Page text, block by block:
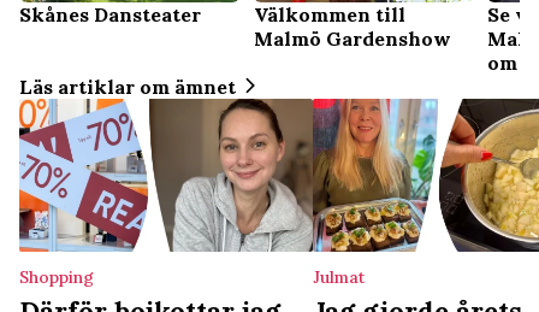
Skånes Dansteater
Välkommen till
Malmö Gardenshow
Se
om
Läs artiklar om ämnet
Shopping Julmat